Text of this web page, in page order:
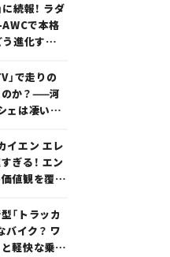
続報！ ラダ
で本格
進化する？
」で走りの
か？——河
は凄い！」
イエン エレ
ぎる！ エン
値観を覆し
「トラッカ
バイク？ ワ
軽快な乗り